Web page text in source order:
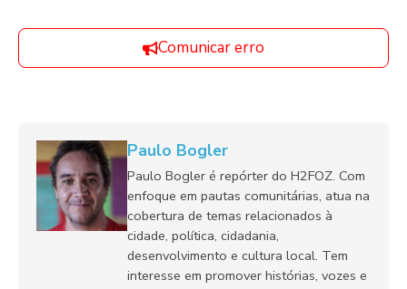
Comunicar erro
Paulo Bogler
Paulo Bogler é repórter do H2FOZ. Com
enfoque em pautas comunitárias, atua na
cobertura de temas relacionados à
cidade, política, cidadania,
desenvolvimento e cultura local. Tem
interesse em promover histórias, vozes e